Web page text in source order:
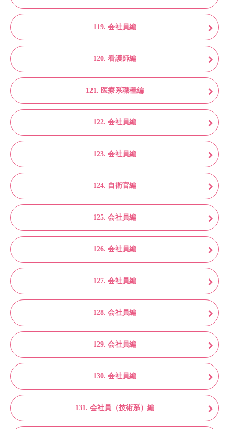
119. 会社員編
120. 看護師編
121. 医療系職種編
122. 会社員編
123. 会社員編
124. 自衛官編
125. 会社員編
126. 会社員編
127. 会社員編
128. 会社員編
129. 会社員編
130. 会社員編
131. 会社員（技術系）編